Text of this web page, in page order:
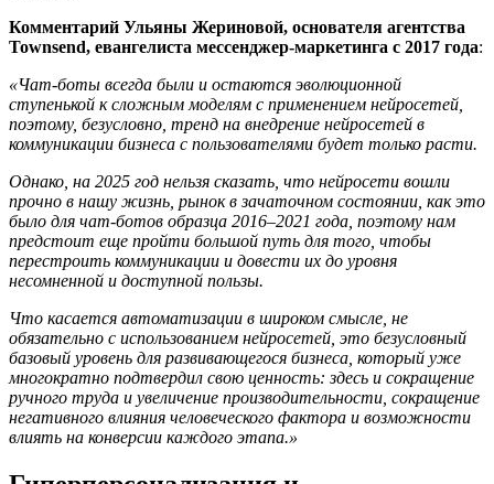
Комментарий Ульяны Жериновой, основателя агентства
Townsend, евангелиста мессенджер-маркетинга с 2017 года:
«Чат-боты всегда были и остаются эволюционной
ступенькой к сложным моделям с применением нейросетей,
поэтому, безусловно, тренд на внедрение нейросетей в
коммуникации бизнеса с пользователями будет только расти.
Однако, на 2025 год нельзя сказать, что нейросети вошли
прочно в нашу жизнь, рынок в зачаточном состоянии, как это
было для чат-ботов образца 2016–2021 года, поэтому нам
предстоит еще пройти большой путь для того, чтобы
перестроить коммуникации и довести их до уровня
несомненной и доступной пользы.
Что касается автоматизации в широком смысле, не
обязательно с использованием нейросетей, это безусловный
базовый уровень для развивающегося бизнеса, который уже
многократно подтвердил свою ценность: здесь и сокращение
ручного труда и увеличение производительности, сокращение
негативного влияния человеческого фактора и возможности
влиять на конверсии каждого этапа.»